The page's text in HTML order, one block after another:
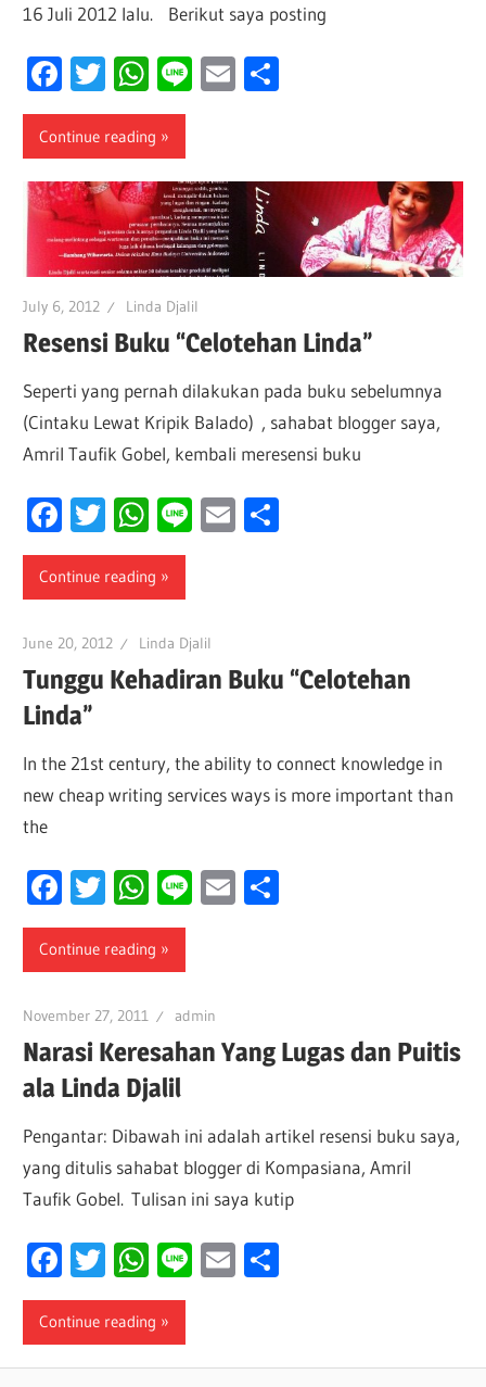
16 Juli 2012 lalu. Berikut saya posting
Facebook
Twitter
WhatsApp
LineEmail
Continue reading
July 6, 2012 Linda Djalil
Resensi Buku “Celotehan Linda”
Seperti yang pernah dilakukan pada buku sebelumnya
(Cintaku Lewat Kripik Balado) , sahabat blogger saya,
Amril Taufik Gobel, kembali meresensi buku
Facebook
Twitter
WhatsApp
LineEmail
Continue reading
June 20, 2012 Linda Djalil
Tunggu Kehadiran Buku “Celotehan
Linda”
In the 21st century, the ability to connect knowledge in
new cheap writing services ways is more important than
the
Facebook
Twitter
WhatsApp
LineEmail
Continue reading
November 27, 2011 admin
Narasi Keresahan Yang Lugas dan Puitis
ala Linda Djalil
Pengantar: Dibawah ini adalah artikel resensi buku saya,
yang ditulis sahabat blogger di Kompasiana, Amril
Taufik Gobel. Tulisan ini saya kutip
Facebook
Twitter
WhatsApp
LineEmail
Continue reading